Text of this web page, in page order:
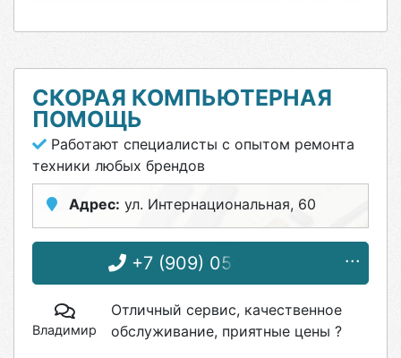
СКОРАЯ КОМПЬЮТЕРНАЯ
ПОМОЩЬ
Работают специалисты с опытом ремонта
техники любых брендов
Адрес: ул. Интернациональная, 60
+7 (909) 059-71-11
Владимир
Отличный сервис, качественное
обслуживание, приятные цены ?